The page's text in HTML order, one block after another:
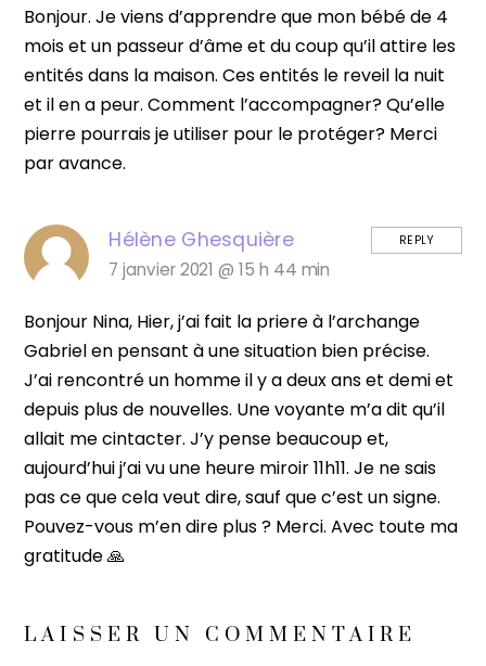
Bonjour. Je viens d’apprendre que mon bébé de 4
mois et un passeur d’âme et du coup qu’il attire les
entités dans la maison. Ces entités le reveil la nuit
et il en a peur. Comment l’accompagner? Qu’elle
pierre pourrais je utiliser pour le protéger? Merci
par avance.
Hélène Ghesquière
7 janvier 2021 @ 15 h 44 min
Bonjour Nina, Hier, j’ai fait la priere à l’archange
Gabriel en pensant à une situation bien précise.
J’ai rencontré un homme il y a deux ans et demi et
depuis plus de nouvelles. Une voyante m’a dit qu’il
allait me cintacter. J’y pense beaucoup et,
aujourd’hui j’ai vu une heure miroir 11h11. Je ne sais
pas ce que cela veut dire, sauf que c’est un signe.
Pouvez-vous m’en dire plus ? Merci. Avec toute ma
gratitude 🙏
REPLY
LAISSER UN COMMENTAIRE